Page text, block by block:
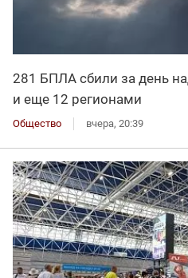
281 БПЛА сбили за день
и еще 12 регионами
Общество вчера, 20:39